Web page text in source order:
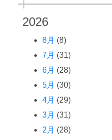
2026
8月 (8)
7月 (31)
6月 (28)
5月 (30)
4月 (29)
3月 (31)
2月 (28)